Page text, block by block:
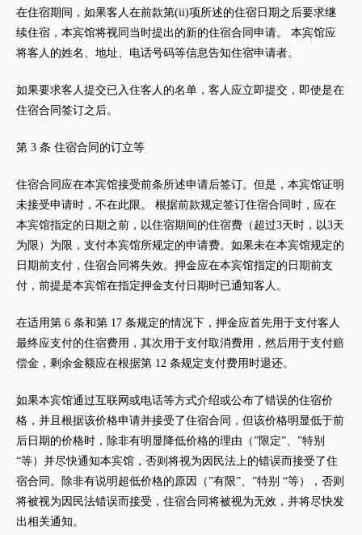
在住宿期间，如果客人在前款第(ii)项所述的住宿日期之后要求继
续住宿，本宾馆将视同当时提出的新的住宿合同申请。 本宾馆应
将客人的姓名、地址、电话号码等信息告知住宿申请者。
如果要求客人提交已入住客人的名单，客人应立即提交，即使是在
住宿合同签订之后。
第 3 条 住宿合同的订立等
住宿合同应在本宾馆接受前条所述申请后签订。但是，本宾馆证明
未接受申请时，不在此限。 根据前款规定签订住宿合同时，应在
本宾馆指定的日期之前，以住宿期间的住宿费（超过3天时，以3天
为限）为限，支付本宾馆所规定的申请费。如果未在本宾馆规定的
日期前支付，住宿合同将失效。押金应在本宾馆指定的日期前支
付，前提是本宾馆在指定押金支付日期时已通知客人。
在适用第 6 条和第 17 条规定的情况下，押金应首先用于支付客人
最终应支付的住宿费用，其次用于支付取消费用，然后用于支付赔
偿金，剩余金额应在根据第 12 条规定支付费用时退还。
如果本宾馆通过互联网或电话等方式介绍或公布了错误的住宿价
格，并且根据该价格申请并接受了住宿合同，但该价格明显低于前
后日期的价格时，除非有明显降低价格的理由（”限定”、”特别
“等）并尽快通知本宾馆，否则将视为因民法上的错误而接受了住
宿合同。除非有说明超低价格的原因（”有限”、”特别 “等），否则
将被视为因民法错误而接受，住宿合同将被视为无效，并将尽快发
出相关通知。